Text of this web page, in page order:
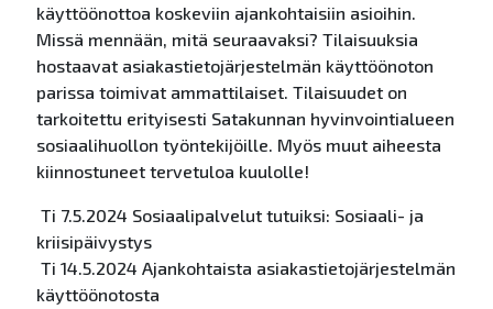
käyttöönottoa koskeviin ajankohtaisiin asioihin.
Missä mennään, mitä seuraavaksi? Tilaisuuksia
hostaavat asiakastietojärjestelmän käyttöönoton
parissa toimivat ammattilaiset. Tilaisuudet on
tarkoitettu erityisesti Satakunnan hyvinvointialueen
sosiaalihuollon työntekijöille. Myös muut aiheesta
kiinnostuneet tervetuloa kuulolle!
Ti 7.5.2024 Sosiaalipalvelut tutuiksi: Sosiaali- ja
kriisipäivystys
Ti 14.5.2024 Ajankohtaista asiakastietojärjestelmän
käyttöönotosta